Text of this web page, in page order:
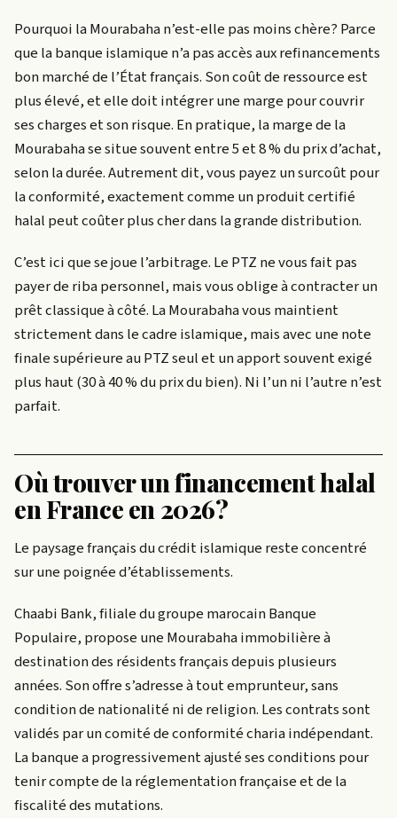
Pourquoi la Mourabaha n’est-elle pas moins chère? Parce
que la banque islamique n’a pas accès aux refinancements
bon marché de l’État français. Son coût de ressource est
plus élevé, et elle doit intégrer une marge pour couvrir
ses charges et son risque. En pratique, la marge de la
Mourabaha se situe souvent entre 5 et 8 % du prix d’achat,
selon la durée. Autrement dit, vous payez un surcoût pour
la conformité, exactement comme un produit certifié
halal peut coûter plus cher dans la grande distribution.
C’est ici que se joue l’arbitrage. Le PTZ ne vous fait pas
payer de riba personnel, mais vous oblige à contracter un
prêt classique à côté. La Mourabaha vous maintient
strictement dans le cadre islamique, mais avec une note
finale supérieure au PTZ seul et un apport souvent exigé
plus haut (30 à 40 % du prix du bien). Ni l’un ni l’autre n’est
parfait.
Où trouver un financement halal
en France en 2026?
Le paysage français du crédit islamique reste concentré
sur une poignée d’établissements.
Chaabi Bank, filiale du groupe marocain Banque
Populaire, propose une Mourabaha immobilière à
destination des résidents français depuis plusieurs
années. Son offre s’adresse à tout emprunteur, sans
condition de nationalité ni de religion. Les contrats sont
validés par un comité de conformité charia indépendant.
La banque a progressivement ajusté ses conditions pour
tenir compte de la réglementation française et de la
fiscalité des mutations.